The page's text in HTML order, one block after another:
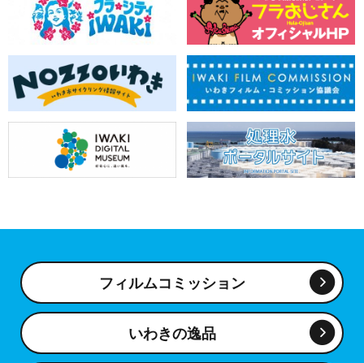
フィルムコミッション
いわきの逸品